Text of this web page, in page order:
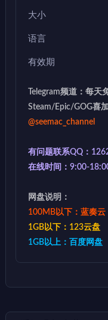
大小
语言
有效期
Telegram频道：每天
Steam/Epic/GOG喜
@seemac_channel
有问题联系QQ：
在线时间：9:00-
网盘说明：
100MB以下：蓝奏云
1GB以下：123云盘
1GB以上：百度网盘